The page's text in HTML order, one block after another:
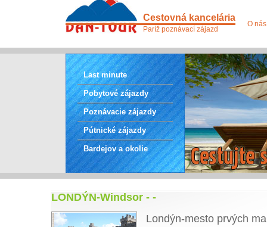
Cestovná kancelária
Paríž poznávací zájazd
O nás
Last minute
Pobytové zájazdy
Poznávacie zájazdy
Pútnické zájazdy
Bardejov a okolie
LONDÝN-Windsor - -
Londýn-mesto prvých